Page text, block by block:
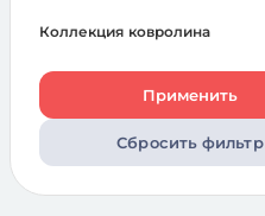
Петлевой
Коллекция ковролина
Выбрать всё
Арена 120
Коко 360
Применить
Сбросить фильтр